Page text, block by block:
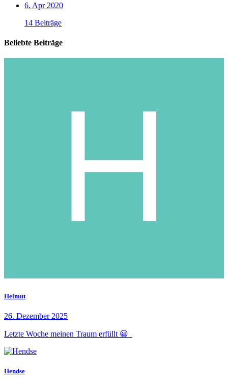
6. Apr 2020
14 Beiträge
Beliebte Beiträge
Helmut
26. Dezember 2025
Letzte Woche meinen Traum erfüllt 😀
Hendse